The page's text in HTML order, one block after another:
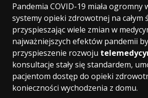
Pandemia COVID-19 miała ogromny
systemy opieki zdrowotnej na całym
przyspieszając wiele zmian w
najważniejszych efektów pandemii
przyspieszenie rozwoju
konsultacje stały się standardem,
pacjentom dostęp do opieki
konieczności wychodzenia z domu.